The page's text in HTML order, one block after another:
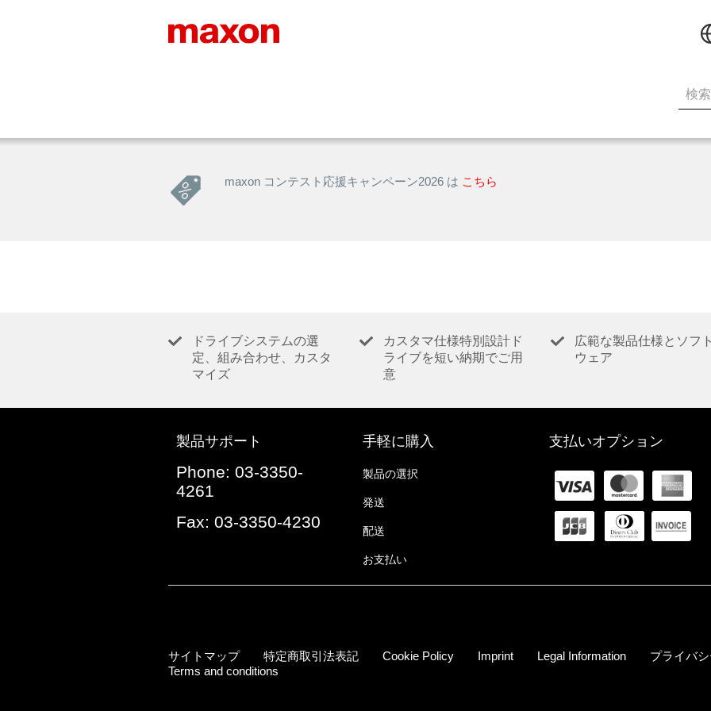
maxon コンテスト応援キャンペーン2026 は こちら
ドライブシステムの選
定、組み合わせ、カスタ
マイズ
カスタマ仕様特別設計ド
ライブを短い納期でご用
意
広範な製品仕様とソフ
ウェア
製品サポート
Phone: 03-3350-
4261
Fax: 03-3350-4230
手軽に購入
製品の選択
発送
配送
お支払い
支払いオプション
サイトマップ 特定商取引法表記 Cookie Policy Imprint Legal Information
プライバ
Terms and conditions